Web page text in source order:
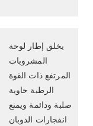
يخلق إطار لوحة
المشروبات
المرتفع ذات القوة
الرطبة حاوية
صلبة ودائمة ويمنع
انفجارات الذوبان